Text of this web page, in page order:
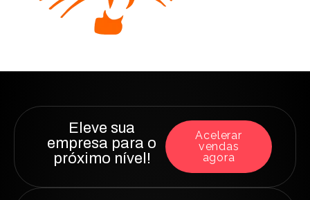
Eleve sua
empresa para o
próximo nível!
Acelerar
vendas
agora